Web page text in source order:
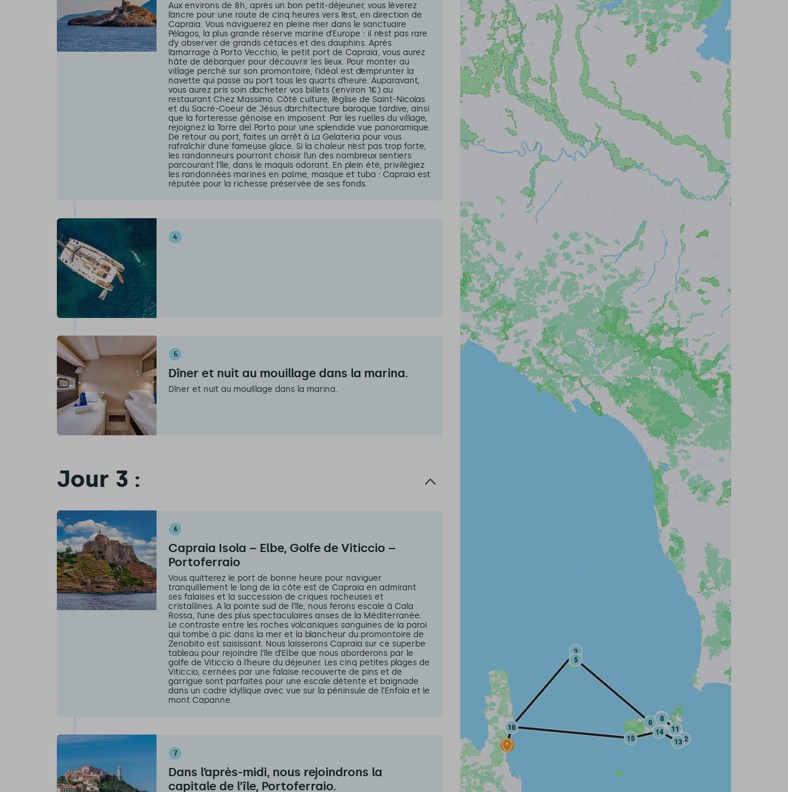
Aux environs de 8h, après un bon petit-déjeuner, vous lèverez
l’ancre pour une route de cinq heures vers l’est, en direction de
Capraia. Vous naviguerez en pleine mer dans le sanctuaire
Pélagos, la plus grande réserve marine d’Europe : il n’est pas rare
d’y observer de grands cétacés et des dauphins. Après
l’amarrage à Porto Vecchio, le petit port de Capraia, vous aurez
hâte de débarquer pour découvrir les lieux. Pour monter au
village perché sur son promontoire, l’idéal est d’emprunter la
navette qui passe au port tous les quarts d’heure. Auparavant,
vous aurez pris soin d’acheter vos billets (environ 1€) au
restaurant Chez Massimo. Côté culture, l’église de Saint-Nicolas
et du Sacré-Coeur de Jésus d’architecture baroque tardive, ainsi
que la forteresse génoise en imposent. Par les ruelles du village,
rejoignez la Torre del Porto pour une splendide vue panoramique.
De retour au port, faites un arrêt à La Gelateria pour vous
rafraîchir d’une fameuse glace. Si la chaleur n’est pas trop forte,
les randonneurs pourront choisir l’un des nombreux sentiers
parcourant l’île, dans le maquis odorant. En plein été, privilégiez
les randonnées marines en palme, masque et tuba : Capraia est
réputée pour la richesse préservée de ses fonds.
4
5
Dîner et nuit au mouillage dans la marina.
Dîner et nuit au mouillage dans la marina.
Jour 3 :
6
Capraia Isola – Elbe, Golfe de Viticcio –
Portoferraio
Vous quitterez le port de bonne heure pour naviguer
tranquillement le long de la côte est de Capraia en admirant
ses falaises et la succession de criques rocheuses et
cristallines. A la pointe sud de l’île, nous ferons escale à Cala
Rossa, l’une des plus spectaculaires anses de la Méditerranée.
Le contraste entre les roches volcaniques sanguines de la paroi
qui tombe à pic dans la mer et la blancheur du promontoire de
Zenobito est saisissant. Nous laisserons Capraia sur ce superbe
tableau pour rejoindre l’île d’Elbe que nous aborderons par le
golfe de Viticcio à l’heure du déjeuner. Les cinq petites plages de
Viticcio, cernées par une falaise recouverte de pins et de
garrigue sont parfaites pour une escale détente et baignade
dans un cadre idyllique avec vue sur la péninsule de l’Enfola et le
mont Capanne.
7
Dans l’après-midi, nous rejoindrons la
capitale de l’île, Portoferraio.